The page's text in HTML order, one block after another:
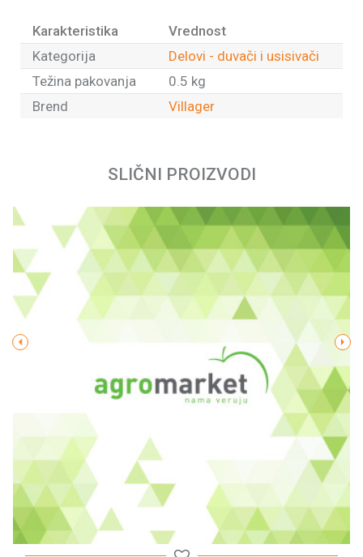
Karakteristika
Vrednost
Kategorija
Delovi - duvači i usisivači
Težina pakovanja
0.5 kg
Brend
Villager
Poruka
SLIČNI PROIZVODI